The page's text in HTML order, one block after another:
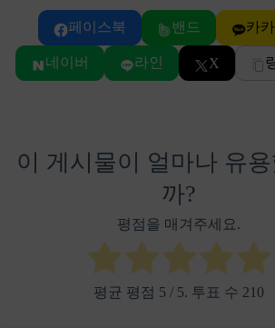
페이스북 밴드 카
네이버 라인 X
이 게시물이 얼마나 유용
까?
평점을 매겨주세요.
평균 평점 5 / 5. 투표 수 210